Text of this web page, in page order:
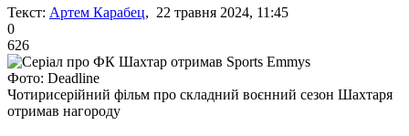
Текст: Артем Карабец, 22 травня 2024, 11:45
0
626
Фото: Deadline
Чотирисерійний фільм про складний воєнний сезон Шахтаря
отримав нагороду